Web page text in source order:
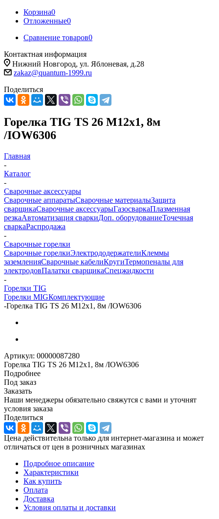
Корзина0
Отложенные0
Сравнение товаров0
Контактная информация
Нижний Новгород, ул. Яблоневая, д.28
zakaz@quantum-1999.ru
Поделиться
Горелка TIG TS 26 М12х1, 8м
/IOW6306
Главная
-
Каталог
-
Сварочные аксессуары
Сварочные аппаратыСварочные материалыЗащита
сварщикаСварочные аксессуарыГазосваркаПлазменная
резкаАвтоматизация сваркиДоп. оборудованиеТочечная
сваркаРаспродажа
-
Сварочные горелки
Сварочные горелкиЭлектрододержателиКлеммы
заземленияСварочные кабелиКругиТермопеналы для
электродовПалатки сварщикаСпецжидкости
-
Горелки TIG
Горелки MIGКомплектующие
-Горелка TIG TS 26 М12х1, 8м /IOW6306
Артикул: 00000087280
Горелка TIG TS 26 М12х1, 8м /IOW6306
Подробнее
Под заказ
Заказать
Наши менеджеры обязательно свяжутся с вами и уточнят
условия заказа
Поделиться
Цена действительна только для интернет-магазина и может
отличаться от цен в розничных магазинах
Подробное описание
Характеристики
Как купить
Оплата
Доставка
Условия оплаты и доставки